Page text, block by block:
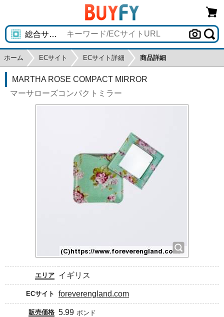
ホーム ECサイト ECサイト詳細 商品詳細
MARTHA ROSE COMPACT MIRROR
マーサローズコンパクトミラー
エリア イギリス
ECサイト foreverengland.com
販売価格 5.99 ポンド